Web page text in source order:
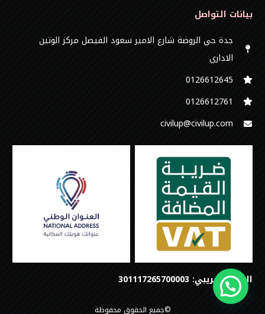
بيانات التواصل
جدة حي الروضة شارع الامير سعود الفيصل مركز الوتين
الاداري
0126612645‬
‭0126612761
civilup@civilup.com
الرقم الضريبي: 301117265700003
©جميع الحقوق محفوظة